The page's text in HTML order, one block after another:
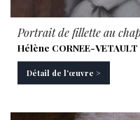
Portrait de fillette au
Hélène CORNEE-
Détail de l'œuvre >